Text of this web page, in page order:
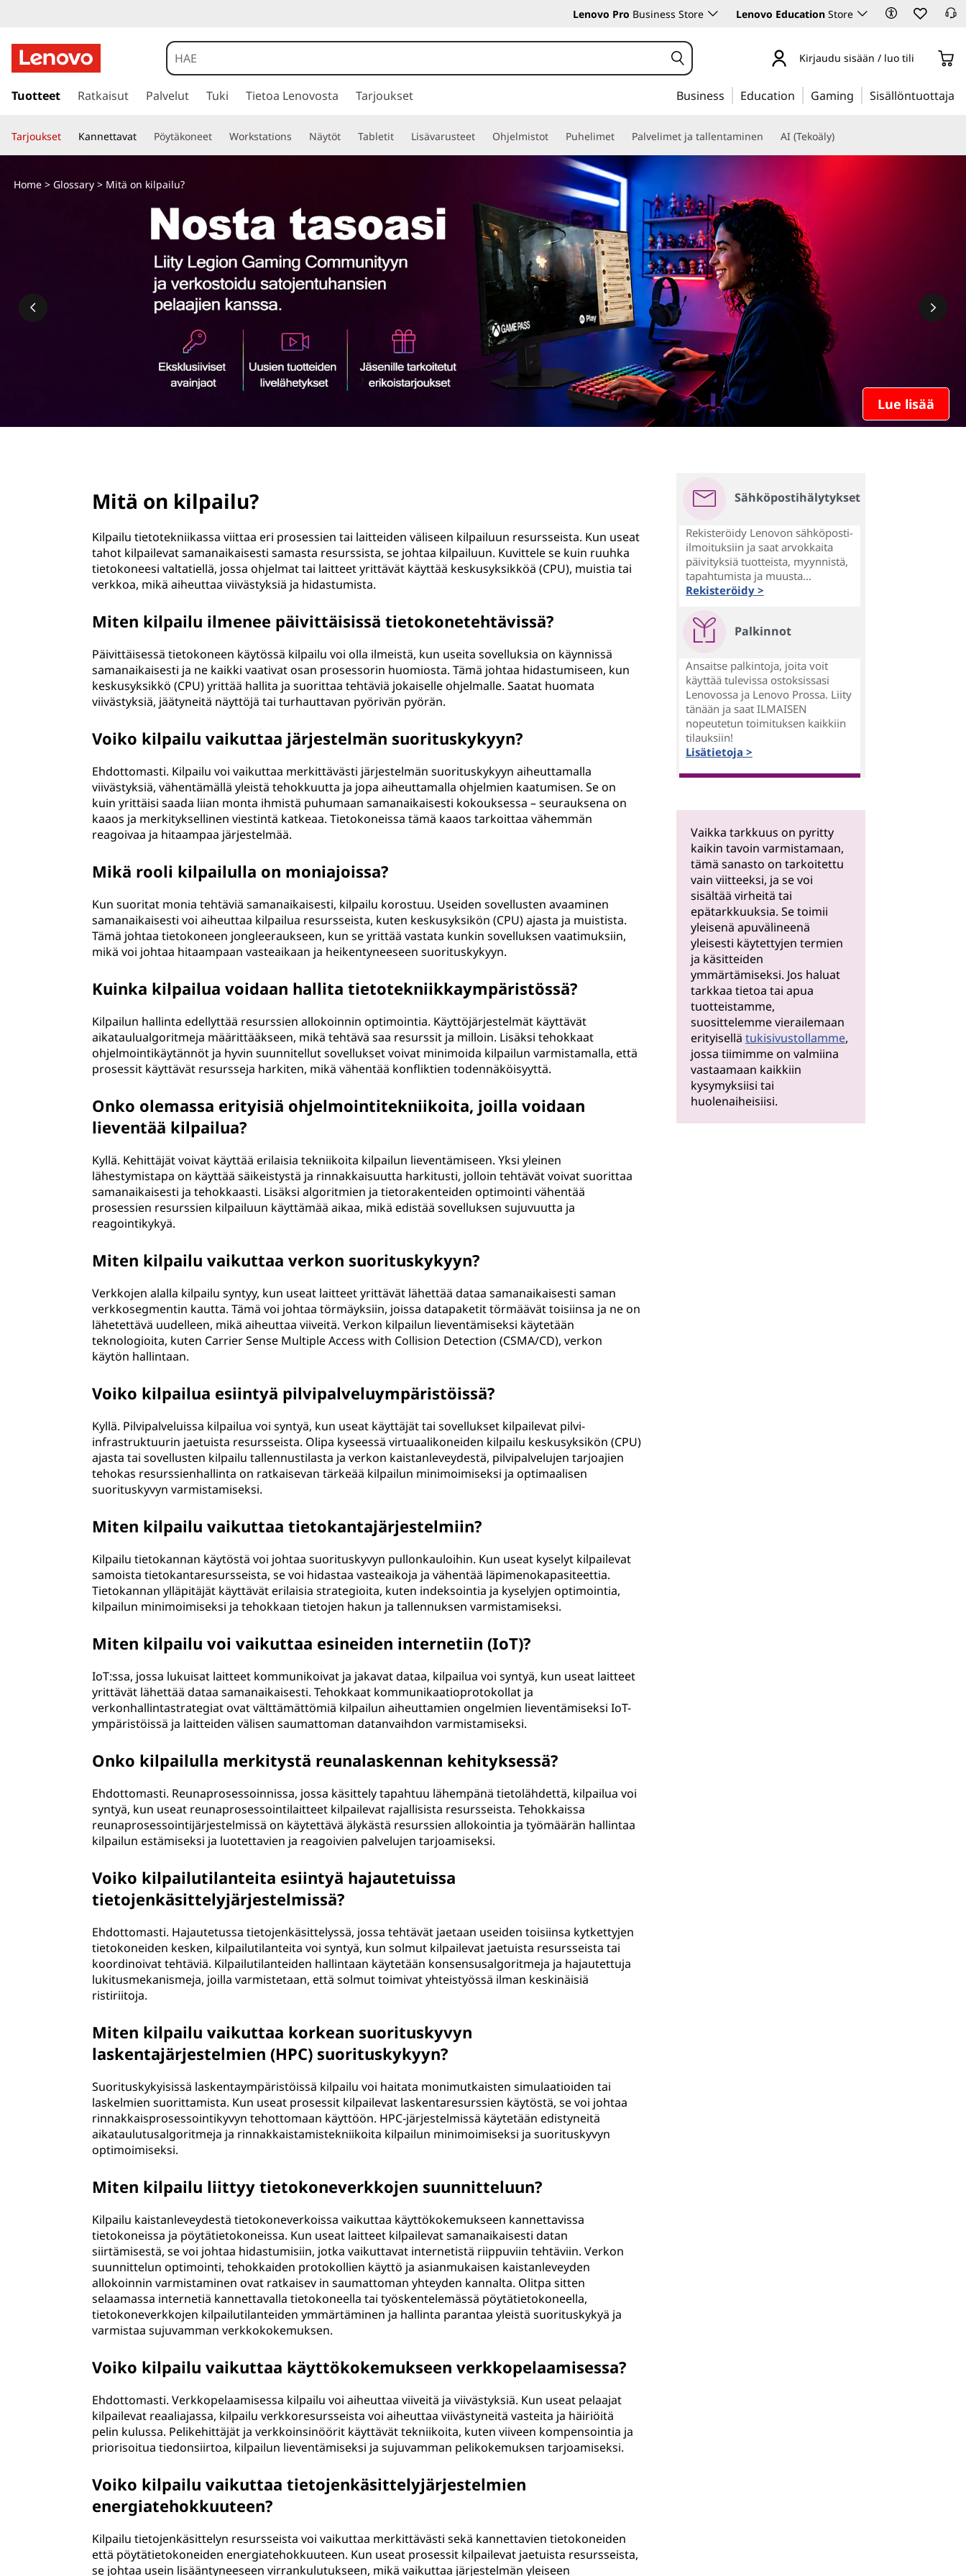
k
o
Lenovo Pro Business Store Lenovo Education Store
i
r
y
ä
Kirjaudu sisään / luo tili
Tuotteet Ratkaisut Palvelut Tuki Tietoa Lenovosta Tarjoukset Business Education Gaming Sisällöntuottaja
Tarjoukset Kannettavat Pöytäkoneet Workstations Näytöt Tabletit Lisävarusteet Ohjelmistot Puhelimet Palvelimet ja tallentaminen AI (Tekoäly)
Lue lisää
Home> Glossary> Mitä on kilpailu?
Mitä on kilpailu?
Kilpailu tietotekniikassa viittaa eri prosessien tai laitteiden väliseen kilpailuun resursseista. Kun useat
tahot kilpailevat samanaikaisesti samasta resurssista, se johtaa kilpailuun. Kuvittele se kuin ruuhka
tietokoneesi valtatiellä, jossa ohjelmat tai laitteet yrittävät käyttää keskusyksikköä (CPU), muistia tai
verkkoa, mikä aiheuttaa viivästyksiä ja hidastumista.
Miten kilpailu ilmenee päivittäisissä tietokonetehtävissä?
Päivittäisessä tietokoneen käytössä kilpailu voi olla ilmeistä, kun useita sovelluksia on käynnissä
samanaikaisesti ja ne kaikki vaativat osan prosessorin huomiosta. Tämä johtaa hidastumiseen, kun
keskusyksikkö (CPU) yrittää hallita ja suorittaa tehtäviä jokaiselle ohjelmalle. Saatat huomata
viivästyksiä, jäätyneitä näyttöjä tai turhauttavan pyörivän pyörän.
Voiko kilpailu vaikuttaa järjestelmän suorituskykyyn?
Ehdottomasti. Kilpailu voi vaikuttaa merkittävästi järjestelmän suorituskykyyn aiheuttamalla
viivästyksiä, vähentämällä yleistä tehokkuutta ja jopa aiheuttamalla ohjelmien kaatumisen. Se on
kuin yrittäisi saada liian monta ihmistä puhumaan samanaikaisesti kokouksessa – seurauksena on
kaaos ja merkityksellinen viestintä katkeaa. Tietokoneissa tämä kaaos tarkoittaa vähemmän
reagoivaa ja hitaampaa järjestelmää.
Mikä rooli kilpailulla on moniajoissa?
Kun suoritat monia tehtäviä samanaikaisesti, kilpailu korostuu. Useiden sovellusten avaaminen
samanaikaisesti voi aiheuttaa kilpailua resursseista, kuten keskusyksikön (CPU) ajasta ja muistista.
Tämä johtaa tietokoneen jongleeraukseen, kun se yrittää vastata kunkin sovelluksen vaatimuksiin,
mikä voi johtaa hitaampaan vasteaikaan ja heikentyneeseen suorituskykyyn.
Kuinka kilpailua voidaan hallita tietotekniikkaympäristössä?
Kilpailun hallinta edellyttää resurssien allokoinnin optimointia. Käyttöjärjestelmät käyttävät
aikataulualgoritmeja määrittääkseen, mikä tehtävä saa resurssit ja milloin. Lisäksi tehokkaat
ohjelmointikäytännöt ja hyvin suunnitellut sovellukset voivat minimoida kilpailun varmistamalla, että
prosessit käyttävät resursseja harkiten, mikä vähentää konfliktien todennäköisyyttä.
Onko olemassa erityisiä ohjelmointitekniikoita, joilla voidaan
lieventää kilpailua?
Kyllä. Kehittäjät voivat käyttää erilaisia tekniikoita kilpailun lieventämiseen. Yksi yleinen
lähestymistapa on käyttää säikeistystä ja rinnakkaisuutta harkitusti, jolloin tehtävät voivat suorittaa
samanaikaisesti ja tehokkaasti. Lisäksi algoritmien ja tietorakenteiden optimointi vähentää
prosessien resurssien kilpailuun käyttämää aikaa, mikä edistää sovelluksen sujuvuutta ja
reagointikykyä.
Miten kilpailu vaikuttaa verkon suorituskykyyn?
Verkkojen alalla kilpailu syntyy, kun useat laitteet yrittävät lähettää dataa samanaikaisesti saman
verkkosegmentin kautta. Tämä voi johtaa törmäyksiin, joissa datapaketit törmäävät toisiinsa ja ne on
lähetettävä uudelleen, mikä aiheuttaa viiveitä. Verkon kilpailun lieventämiseksi käytetään
teknologioita, kuten Carrier Sense Multiple Access with Collision Detection (CSMA/CD), verkon
käytön hallintaan.
Voiko kilpailua esiintyä pilvipalveluympäristöissä?
Kyllä. Pilvipalveluissa kilpailua voi syntyä, kun useat käyttäjät tai sovellukset kilpailevat pilvi-
infrastruktuurin jaetuista resursseista. Olipa kyseessä virtuaalikoneiden kilpailu keskusyksikön (CPU)
ajasta tai sovellusten kilpailu tallennustilasta ja verkon kaistanleveydestä, pilvipalvelujen tarjoajien
tehokas resurssienhallinta on ratkaisevan tärkeää kilpailun minimoimiseksi ja optimaalisen
suorituskyvyn varmistamiseksi.
Miten kilpailu vaikuttaa tietokantajärjestelmiin?
Kilpailu tietokannan käytöstä voi johtaa suorituskyvyn pullonkauloihin. Kun useat kyselyt kilpailevat
samoista tietokantaresursseista, se voi hidastaa vasteaikoja ja vähentää läpimenokapasiteettia.
Tietokannan ylläpitäjät käyttävät erilaisia strategioita, kuten indeksointia ja kyselyjen optimointia,
kilpailun minimoimiseksi ja tehokkaan tietojen hakun ja tallennuksen varmistamiseksi.
Miten kilpailu voi vaikuttaa esineiden internetiin (IoT)?
IoT:ssa, jossa lukuisat laitteet kommunikoivat ja jakavat dataa, kilpailua voi syntyä, kun useat laitteet
yrittävät lähettää dataa samanaikaisesti. Tehokkaat kommunikaatioprotokollat ja
verkonhallintastrategiat ovat välttämättömiä kilpailun aiheuttamien ongelmien lieventämiseksi IoT-
ympäristöissä ja laitteiden välisen saumattoman datanvaihdon varmistamiseksi.
Onko kilpailulla merkitystä reunalaskennan kehityksessä?
Ehdottomasti. Reunaprosessoinnissa, jossa käsittely tapahtuu lähempänä tietolähdettä, kilpailua voi
syntyä, kun useat reunaprosessointilaitteet kilpailevat rajallisista resursseista. Tehokkaissa
reunaprosessointijärjestelmissä on käytettävä älykästä resurssien allokointia ja työmäärän hallintaa
kilpailun estämiseksi ja luotettavien ja reagoivien palvelujen tarjoamiseksi.
Voiko kilpailutilanteita esiintyä hajautetuissa
tietojenkäsittelyjärjestelmissä?
Ehdottomasti. Hajautetussa tietojenkäsittelyssä, jossa tehtävät jaetaan useiden toisiinsa kytkettyjen
tietokoneiden kesken, kilpailutilanteita voi syntyä, kun solmut kilpailevat jaetuista resursseista tai
koordinoivat tehtäviä. Kilpailutilanteiden hallintaan käytetään konsensusalgoritmeja ja hajautettuja
lukitusmekanismeja, joilla varmistetaan, että solmut toimivat yhteistyössä ilman keskinäisiä
ristiriitoja.
Miten kilpailu vaikuttaa korkean suorituskyvyn
laskentajärjestelmien (HPC) suorituskykyyn?
Suorituskykyisissä laskentaympäristöissä kilpailu voi haitata monimutkaisten simulaatioiden tai
laskelmien suorittamista. Kun useat prosessit kilpailevat laskentaresurssien käytöstä, se voi johtaa
rinnakkaisprosessointikyvyn tehottomaan käyttöön. HPC-järjestelmissä käytetään edistyneitä
aikataulutusalgoritmeja ja rinnakkaistamistekniikoita kilpailun minimoimiseksi ja suorituskyvyn
optimoimiseksi.
Miten kilpailu liittyy tietokoneverkkojen suunnitteluun?
Kilpailu kaistanleveydestä tietokoneverkoissa vaikuttaa käyttökokemukseen kannettavissa
tietokoneissa ja pöytätietokoneissa. Kun useat laitteet kilpailevat samanaikaisesti datan
siirtämisestä, se voi johtaa hidastumisiin, jotka vaikuttavat internetistä riippuviin tehtäviin. Verkon
suunnittelun optimointi, tehokkaiden protokollien käyttö ja asianmukaisen kaistanleveyden
allokoinnin varmistaminen ovat ratkaisev in saumattoman yhteyden kannalta. Olitpa sitten
selaamassa internetiä kannettavalla tietokoneella tai työskentelemässä pöytätietokoneella,
tietokoneverkkojen kilpailutilanteiden ymmärtäminen ja hallinta parantaa yleistä suorituskykyä ja
varmistaa sujuvamman verkkokokemuksen.
Voiko kilpailu vaikuttaa käyttökokemukseen verkkopelaamisessa?
Ehdottomasti. Verkkopelaamisessa kilpailu voi aiheuttaa viiveitä ja viivästyksiä. Kun useat pelaajat
kilpailevat reaaliajassa, kilpailu verkkoresursseista voi aiheuttaa viivästyneitä vasteita ja häiriöitä
pelin kulussa. Pelikehittäjät ja verkkoinsinöörit käyttävät tekniikoita, kuten viiveen kompensointia ja
priorisoitua tiedonsiirtoa, kilpailun lieventämiseksi ja sujuvamman pelikokemuksen tarjoamiseksi.
Voiko kilpailu vaikuttaa tietojenkäsittelyjärjestelmien
energiatehokkuuteen?
Kilpailu tietojenkäsittelyn resursseista voi vaikuttaa merkittävästi sekä kannettavien tietokoneiden
että pöytätietokoneiden energiatehokkuuteen. Kun useat prosessit kilpailevat jaetuista resursseista,
se johtaa usein lisääntyneeseen virrankulutukseen, mikä vaikuttaa järjestelmän yleiseen
Sähköpostihälytykset
Rekisteröidy Lenovon sähköposti-
ilmoituksiin ja saat arvokkaita
päivityksiä tuotteista, myynnistä,
tapahtumista ja muusta...
Rekisteröidy >
Palkinnot
Ansaitse palkintoja, joita voit
käyttää tulevissa ostoksissasi
Lenovossa ja Lenovo Prossa. Liity
tänään ja saat ILMAISEN
nopeutetun toimituksen kaikkiin
tilauksiin!
Lisätietoja >
Vaikka tarkkuus on pyritty
kaikin tavoin varmistamaan,
tämä sanasto on tarkoitettu
vain viitteeksi, ja se voi
sisältää virheitä tai
epätarkkuuksia. Se toimii
yleisenä apuvälineenä
yleisesti käytettyjen termien
ja käsitteiden
ymmärtämiseksi. Jos haluat
tarkkaa tietoa tai apua
tuotteistamme,
suosittelemme vierailemaan
erityisellä tukisivustollamme,
jossa tiimimme on valmiina
vastaamaan kaikkiin
kysymyksiisi tai
huolenaiheisiisi.